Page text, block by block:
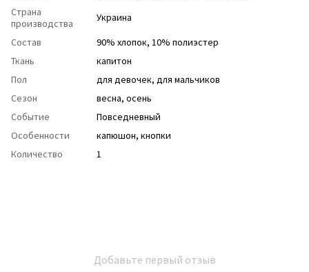
Страна
производства
Украина
Состав
90% хлопок, 10% полиэстер
Ткань
капитон
Пол
для девочек, для мальчиков
Сезон
весна, осень
Событие
Повседневный
Особенности
капюшон, кнопки
Количество
1
Добавьте первый отзыв